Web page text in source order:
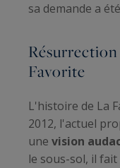
sa demande a
Favorite
L'histoire de La
2012, l'actuel
une vision
le sous-sol, il